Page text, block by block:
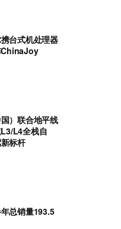
台式机处理器
ChinaJoy
）联合地平线
L4全栈自
标杆
总销量193.5